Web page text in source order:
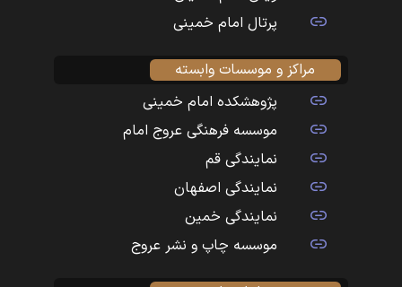
پرتال امام خمینی
مراکز و موسسات وابسته
پژوهشکده امام خمینی
موسسه فرهنگی عروج امام
نمایندگی قم
نمایندگی اصفهان
نمایندگی خمین
موسسه چاپ و نشر عروج